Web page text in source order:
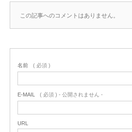
この記事へのコメントはありません。
名前 ( 必須 )
E-MAIL ( 必須 ) - 公開されません -
URL